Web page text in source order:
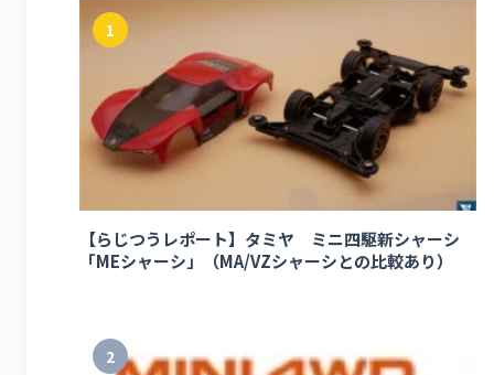
1
【らじつうレポート】タミヤ ミニ四駆新シャーシ
「MEシャーシ」（MA/VZシャーシとの比較あり）
2